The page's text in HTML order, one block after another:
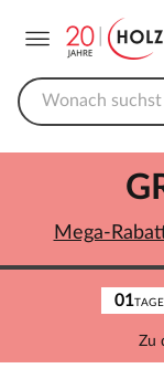
01TAGE
Zu
Mega-